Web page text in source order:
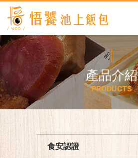
產品介紹
PRODUCTS
食安認證